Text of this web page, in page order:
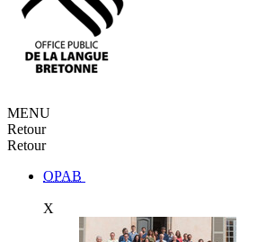
MENU
Retour
Retour
OPAB
X